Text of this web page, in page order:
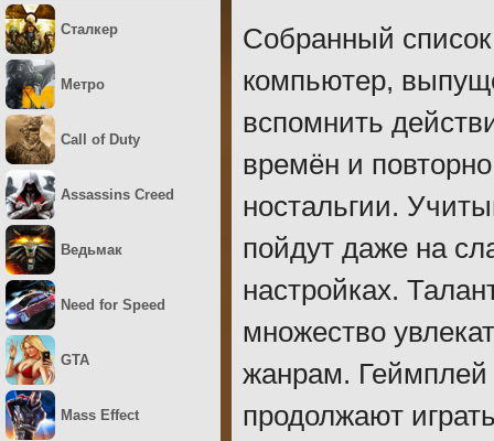
Собранный
компьютер,
вспомнить
времён и
ностальгии.
пойдут даже на
настройках.
множество
жанрам. Геймплей
продолжают
Сталкер
Метро
Call of Duty
Assassins Creed
Ведьмак
Need for Speed
GTA
Mass Effect